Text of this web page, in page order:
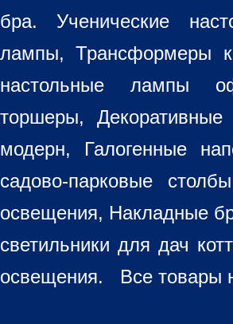
бра. Ученические
лампы, Трансформеры
настольные лампы
торшеры,
модерн, Галогенные
садово-парковые
освещения, Накладные
светильники для дач
освещения. Все товары